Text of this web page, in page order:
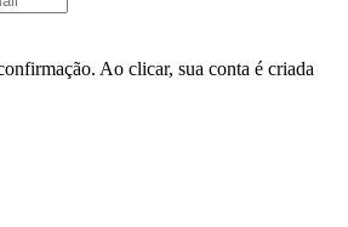
Ao clicar, sua conta é criada